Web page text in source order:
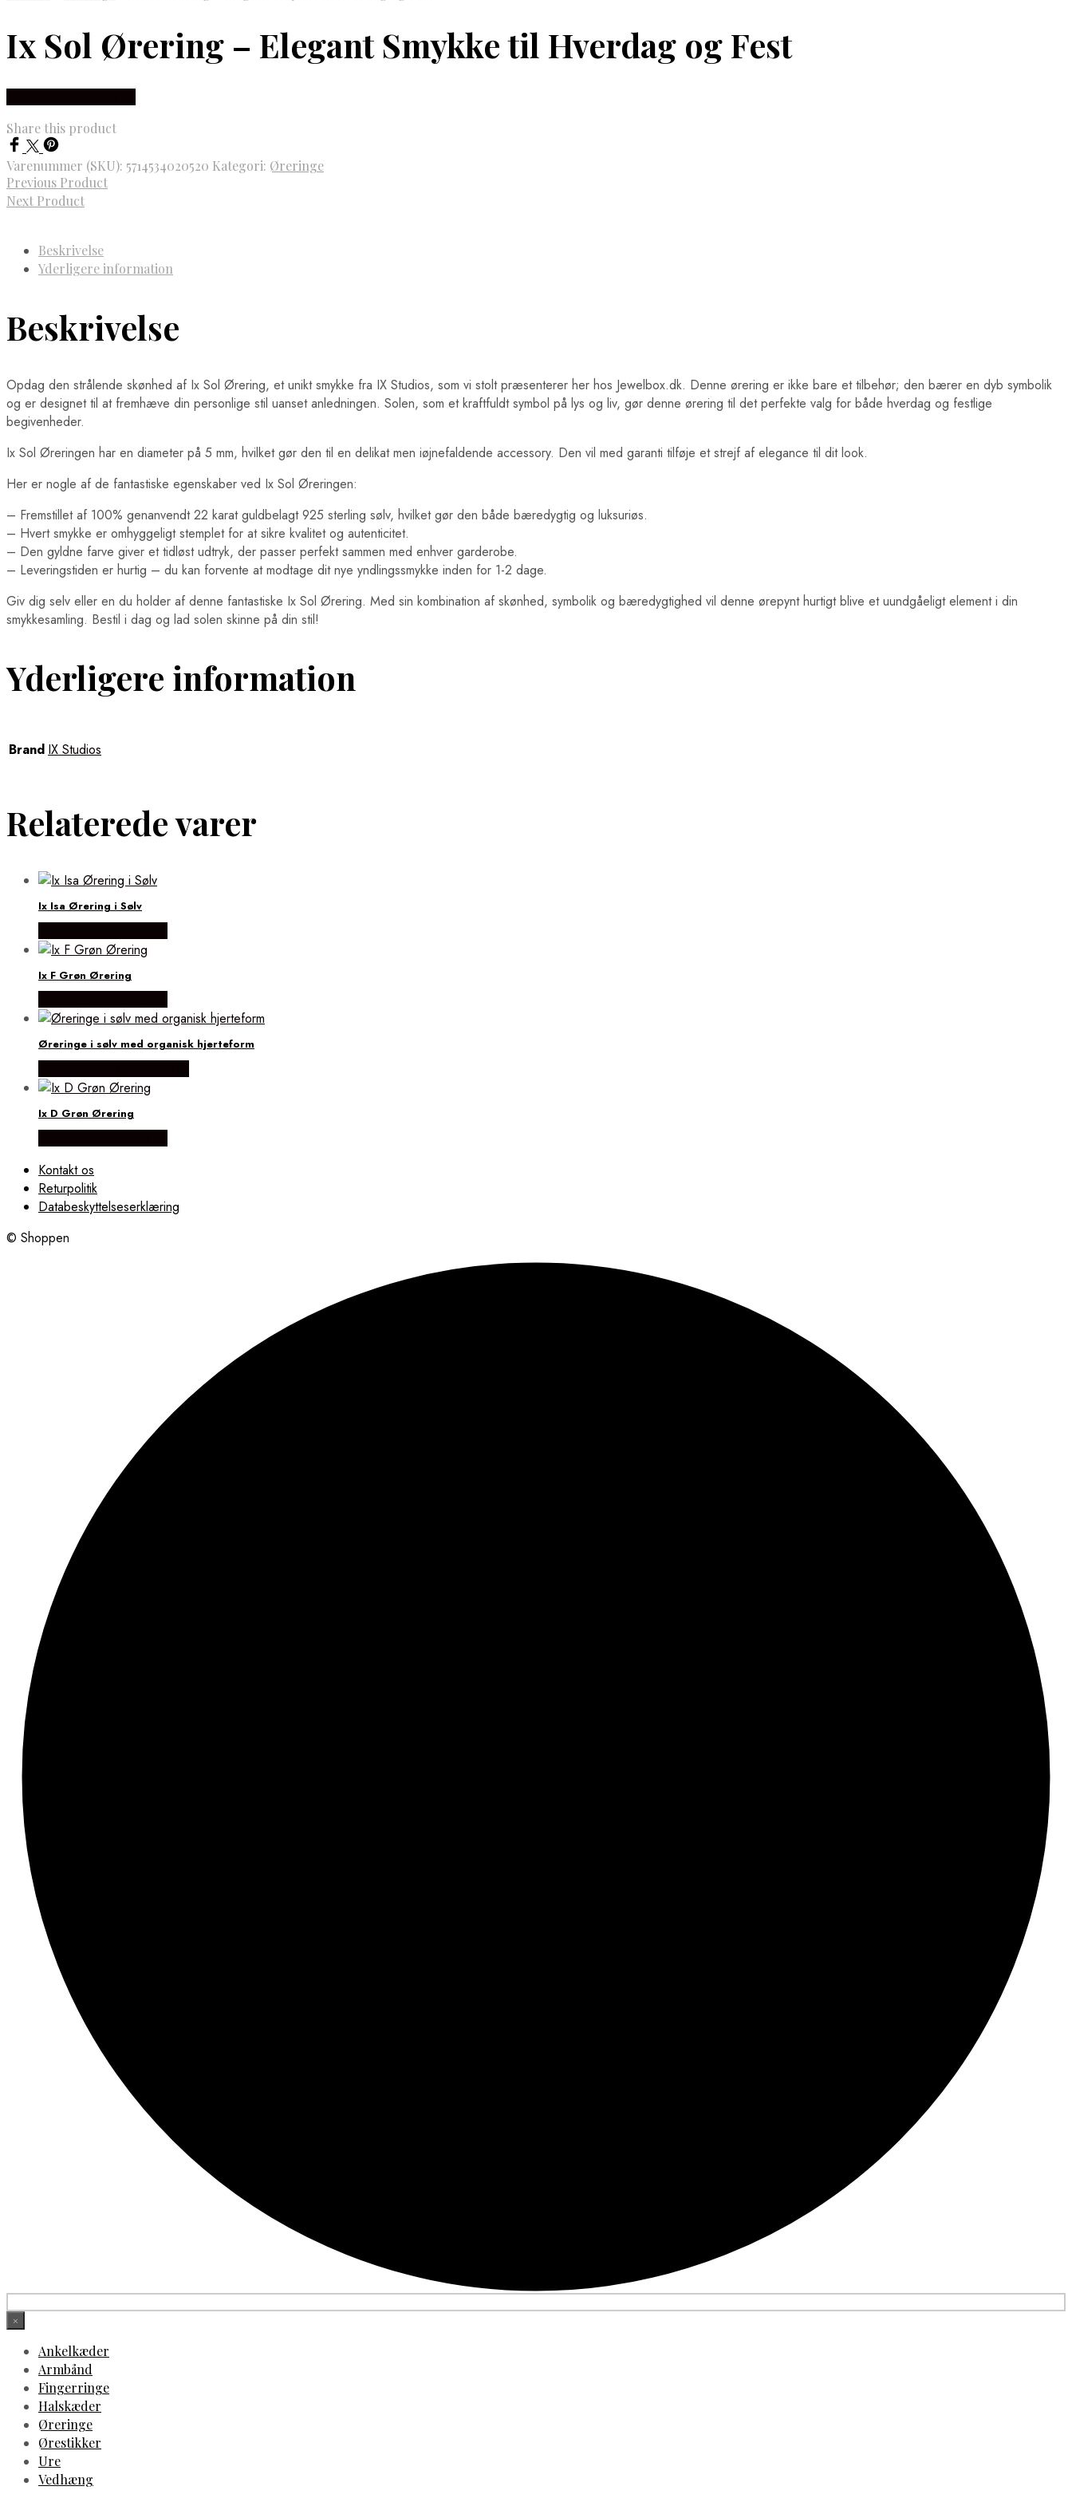
Ix Sol Ørering – Elegant Smykke til Hverdag og Fest
Share this product
Varenummer (SKU): 5714534020520 Kategori: Øreringe
Previous Product
Next Product
Beskrivelse
Yderligere information
Beskrivelse
Opdag den strålende skønhed af Ix Sol Ørering, et unikt smykke fra IX Studios, som vi stolt præsenterer her hos Jewelbox.dk. Denne ørering er ikke bare et tilbehør; den bærer en dyb symbolik
og er designet til at fremhæve din personlige stil uanset anledningen. Solen, som et kraftfuldt symbol på lys og liv, gør denne ørering til det perfekte valg for både hverdag og festlige
begivenheder.
Ix Sol Øreringen har en diameter på 5 mm, hvilket gør den til en delikat men iøjnefaldende accessory. Den vil med garanti tilføje et strejf af elegance til dit look.
Her er nogle af de fantastiske egenskaber ved Ix Sol Øreringen:
– Fremstillet af 100% genanvendt 22 karat guldbelagt 925 sterling sølv, hvilket gør den både bæredygtig og luksuriøs.
– Hvert smykke er omhyggeligt stemplet for at sikre kvalitet og autenticitet.
– Den gyldne farve giver et tidløst udtryk, der passer perfekt sammen med enhver garderobe.
– Leveringstiden er hurtig – du kan forvente at modtage dit nye yndlingssmykke inden for 1-2 dage.
Giv dig selv eller en du holder af denne fantastiske Ix Sol Ørering. Med sin kombination af skønhed, symbolik og bæredygtighed vil denne ørepynt hurtigt blive et uundgåeligt element i din
smykkesamling. Bestil i dag og lad solen skinne på din stil!
Yderligere information
Brand IX Studios
Relaterede varer
Ix Isa Ørering i Sølv
Ix F Grøn Ørering
Øreringe i sølv med organisk hjerteform
Ix D Grøn Ørering
Kontakt os
Returpolitik
Databeskyttelseserklæring
© Shoppen
×
Ankelkæder
Armbånd
Fingerringe
Halskæder
Øreringe
Ørestikker
Ure
Vedhæng